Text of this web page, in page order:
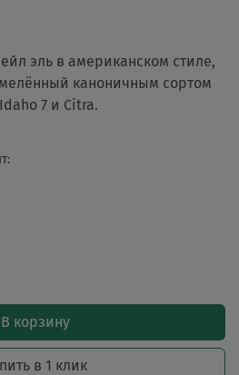
В корзину
в 1 клик
эль в американском стиле,
каноничным сортом
7 и Citra.